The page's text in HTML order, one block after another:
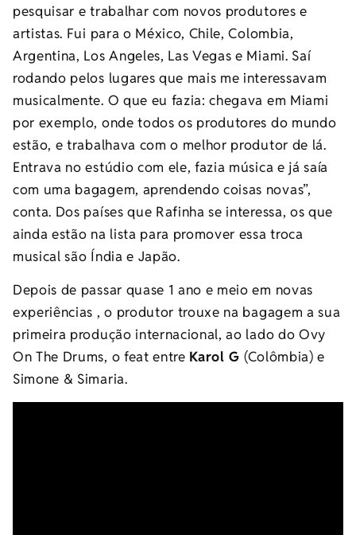
pesquisar e trabalhar com novos produtores e
artistas. Fui para o México, Chile, Colombia,
Argentina, Los Angeles, Las Vegas e Miami. Saí
rodando pelos lugares que mais me interessavam
musicalmente. O que eu fazia: chegava em Miami
por exemplo, onde todos os produtores do mundo
estão, e trabalhava com o melhor produtor de lá.
Entrava no estúdio com ele, fazia música e já saía
com uma bagagem, aprendendo coisas novas”,
conta. Dos países que Rafinha se interessa, os que
ainda estão na lista para promover essa troca
musical são Índia e Japão.
Depois de passar quase 1 ano e meio em novas
experiências , o produtor trouxe na bagagem a sua
primeira produção internacional, ao lado do Ovy
On The Drums, o feat entre Karol G (Colômbia) e
Simone & Simaria.